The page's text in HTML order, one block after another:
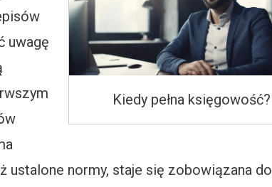
Kiedy pełna księgowość?
uwagę
ustalone normy, staje się zobowiązana do